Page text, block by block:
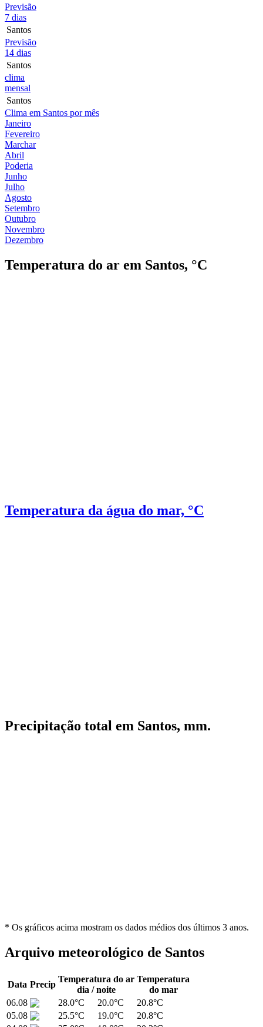
Previsão
7 dias
Santos
Previsão
14 dias
Santos
clima
mensal
Santos
Clima em Santos por mês
Janeiro
Fevereiro
Marchar
Abril
Poderia
Junho
Julho
Agosto
Setembro
Outubro
Novembro
Dezembro
Temperatura do ar em Santos, °C
Temperatura da água do mar, °C
Precipitação total em Santos, mm.
* Os gráficos acima mostram os dados médios dos últimos 3 anos.
Arquivo meteorológico de Santos
Data Precip
Temperatura do ar
dia / noite
Temperatura
do mar
06.08
28.0°C 20.0°C
20.8°C
05.08
25.5°C 19.0°C
20.8°C